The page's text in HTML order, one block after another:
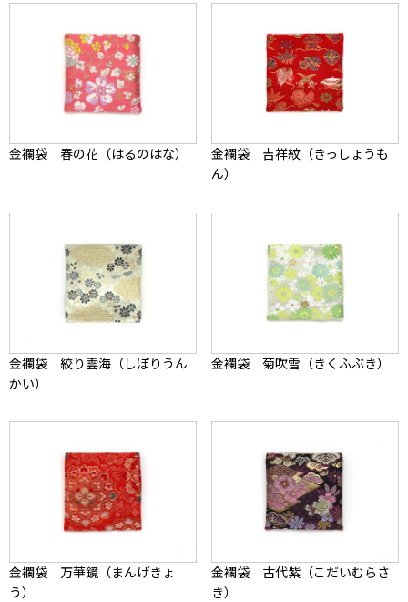
金襴袋 春の花（はるのはな）
金襴袋 吉祥紋（きっしょうも
ん）
金襴袋 絞り雲海（しぼりうん
かい）
金襴袋 菊吹雪（きくふぶき）
金襴袋 万華鏡（まんげきょ
う）
金襴袋 古代紫（こだいむらさ
き）